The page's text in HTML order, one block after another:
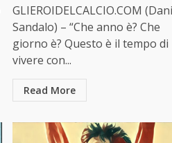
GLIEROIDELCALCIO.COM
Sandalo) – “Che anno è? Che
giorno è? Questo è il tempo di
vivere con...
Read More